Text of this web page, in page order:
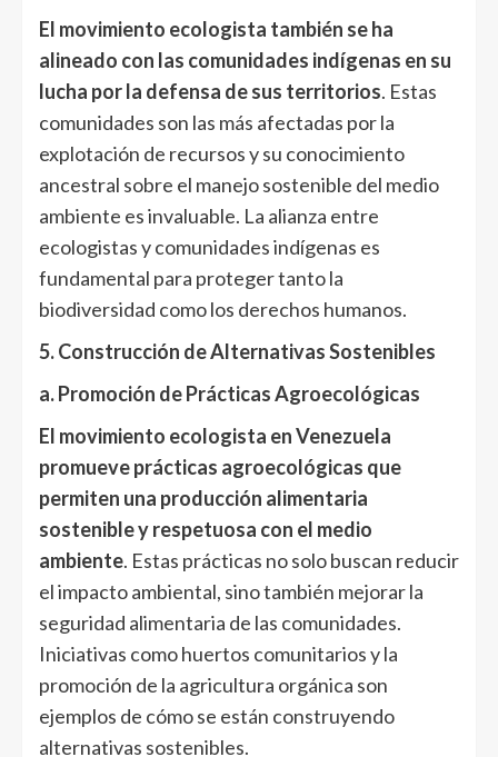
El movimiento ecologista también se ha
alineado con las comunidades indígenas en su
lucha por la defensa de sus territorios. Estas
comunidades son las más afectadas por la
explotación de recursos y su conocimiento
ancestral sobre el manejo sostenible del medio
ambiente es invaluable. La alianza entre
ecologistas y comunidades indígenas es
fundamental para proteger tanto la
biodiversidad como los derechos humanos.
5. Construcción de Alternativas Sostenibles
a. Promoción de Prácticas Agroecológicas
El movimiento ecologista en Venezuela
promueve prácticas agroecológicas que
permiten una producción alimentaria
sostenible y respetuosa con el medio
ambiente. Estas prácticas no solo buscan reducir
el impacto ambiental, sino también mejorar la
seguridad alimentaria de las comunidades.
Iniciativas como huertos comunitarios y la
promoción de la agricultura orgánica son
ejemplos de cómo se están construyendo
alternativas sostenibles.